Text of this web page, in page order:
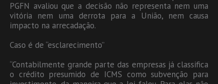
PGFN avaliou que a decisão não representa nem uma
vitória nem uma derrota para a União, nem causa
impacto na arrecadação.
Caso é de “esclarecimento”
“Contabilmente grande parte das empresas já classifica
o crédito presumido de ICMS como subvenção para